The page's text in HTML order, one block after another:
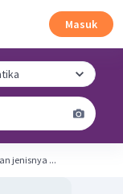
Masuk
jenisnya ...